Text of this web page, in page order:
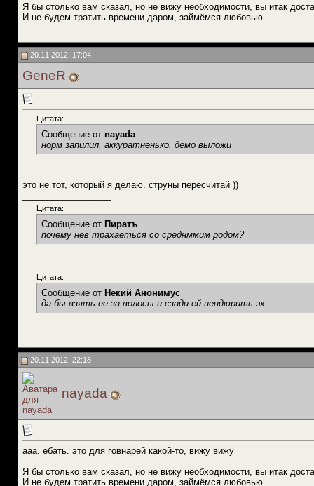
Я бы столько вам сказал, но не вижу необходимости, вы итак
И не будем тратить времени даром, займёмся любовью.
20.11.2012, 17:04
GeneR
Цитата:
Сообщение от nayada
норм запилил, аккуратненько. демо выложи
это не тот, который я делаю. струны пересчитай ))
Цитата:
Сообщение от Пиратъ
почему нев трахаеться со среднммим родом?
Цитата:
Сообщение от Некий Анонимус
да бы взять ее за волосы и сзади ей пендюрить эх...
20.11.2012, 22:18
nayada
ааа. ебать. это для говнарей какой-то, вижу вижу
Я бы столько вам сказал, но не вижу необходимости, вы итак
И не будем тратить времени даром, займёмся любовью.